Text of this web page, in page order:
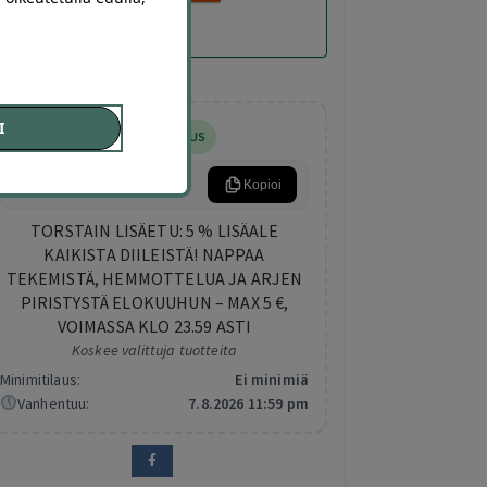
5% LISÄALENNUS
Kopioi
TORSTAIN LISÄETU: 5 % LISÄALE
KAIKISTA DIILEISTÄ! NAPPAA
TEKEMISTÄ, HEMMOTTELUA JA ARJEN
PIRISTYSTÄ ELOKUUHUN – MAX 5 €,
VOIMASSA KLO 23.59 ASTI
Koskee valittuja tuotteita
Minimitilaus:
Ei minimiä
Vanhentuu:
7.8.2026 11:59 pm